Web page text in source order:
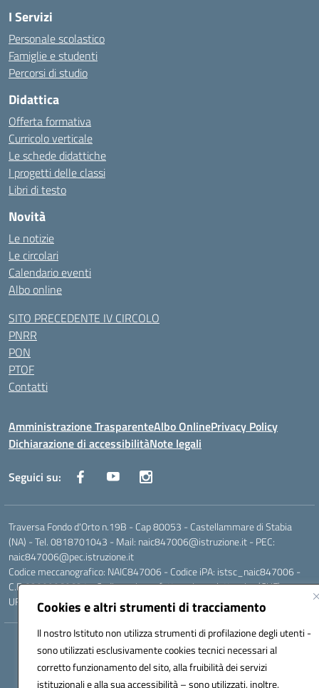
Cookies e altri strumenti di tracciamento
Il nostro Istituto non utilizza strumenti di profilazione degli utenti -
sono utilizzati esclusivamente cookies tecnici necessari al
corretto funzionamento del sito, alla fruibilità dei servizi
istituzionali e alla sua accessibilità – sono utilizzati, inoltre,
I Servizi
Personale scolastico
Famiglie e studenti
Percorsi di studio
Didattica
Offerta formativa
Curricolo verticale
Le schede didattiche
I progetti delle classi
Libri di testo
Novità
Le notizie
Le circolari
Calendario eventi
Albo online
SITO PRECEDENTE IV CIRCOLO
PNRR
PON
PTOF
Contatti
Amministrazione TrasparenteAlbo OnlinePrivacy Policy
Dichiarazione di accessibilitàNote legali
Seguici su:
Traversa Fondo d'Orto n.19B - Cap 80053 - Castellammare di Stabia
(NA) - Tel. 0818701043 - Mail: naic847006@istruzione.it - PEC:
naic847006@pec.istruzione.it
Codice meccanografico: NAIC847006 - Codice iPA: istsc_naic847006 -
C.F. 82009060631 - Codice univoco fatturazione elettronica (CUF):
UFUAUC
Hosting & Powered by 3D Solution S.r.l.
Concept & Design by Designers Italia